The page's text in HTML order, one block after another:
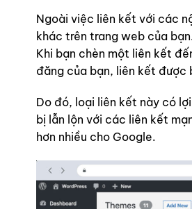
Ngoài việc liên kết với các
khác trên trang web của
Khi bạn chèn một liên kết
đăng của bạn, liên kết được
Do đó, loại liên kết này có
bị lẫn lộn với các liên kết
hơn nhiều cho Google.